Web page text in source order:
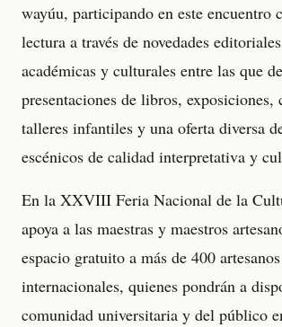
wayúu, participando en este encuentro
lectura a través de novedades
académicas y culturales entre las que
presentaciones de libros, exposiciones,
talleres infantiles y una oferta diversa
escénicos de calidad interpretativa y
En la XXVIII Feria Nacional de la
apoya a las maestras y maestros
espacio gratuito a más de 400
internacionales, quienes pondrán a
comunidad universitaria y del público